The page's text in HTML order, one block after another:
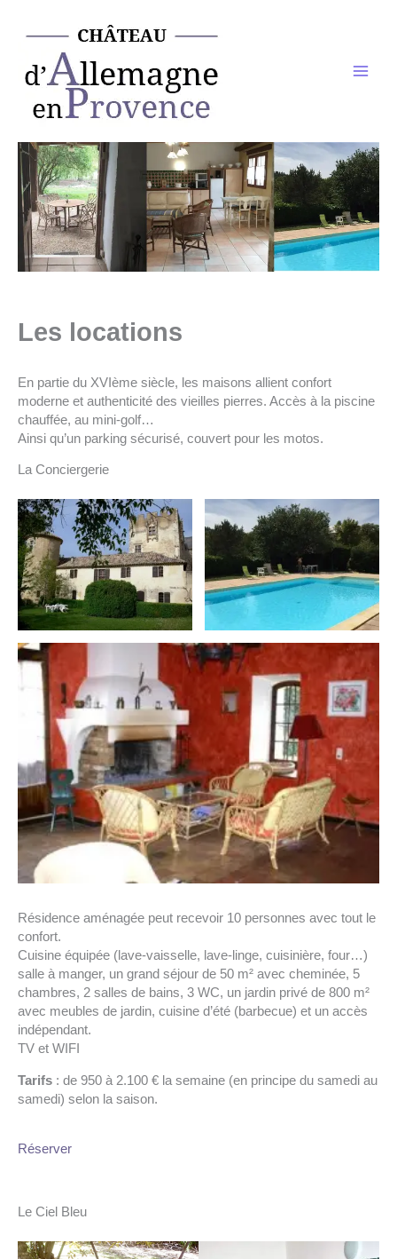
Les locations
En partie du XVIème siècle, les maisons allient confort
moderne et authenticité des vieilles pierres. Accès à la piscine
chauffée, au mini-golf…
Ainsi qu’un parking sécurisé, couvert pour les motos.
La Conciergerie
Résidence aménagée peut recevoir 10 personnes avec tout le
confort.
Cuisine équipée (lave-vaisselle, lave-linge, cuisinière, four…)
salle à manger, un grand séjour de 50 m² avec cheminée, 5
chambres, 2 salles de bains, 3 WC, un jardin privé de 800 m²
avec meubles de jardin, cuisine d’été (barbecue) et un accès
indépendant.
TV et WIFI
Tarifs : de 950 à 2.100 € la semaine (en principe du samedi au
samedi) selon la saison.
Réserver
Le Ciel Bleu